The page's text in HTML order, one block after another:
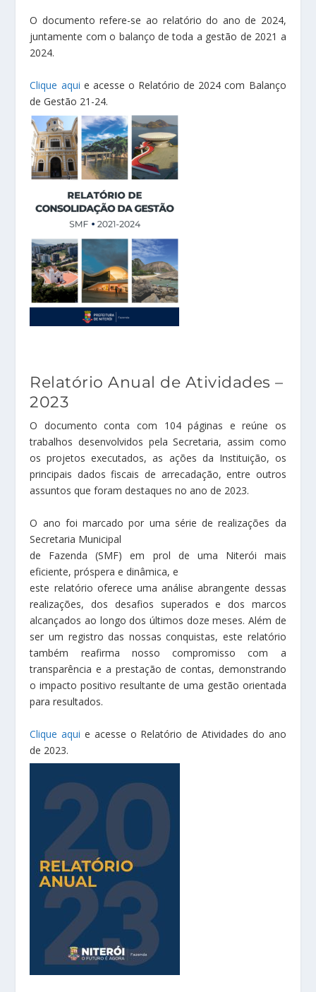
O documento refere-se ao relatório do ano de 2024,
juntamente com o balanço de toda a gestão de 2021 a
2024.
Clique aqui e acesse o Relatório de 2024 com Balanço
de Gestão 21-24.
Relatório Anual de Atividades –
2023
O documento conta com 104 páginas e reúne os
trabalhos desenvolvidos pela Secretaria, assim como
os projetos executados, as ações da Instituição, os
principais dados fiscais de arrecadação, entre outros
assuntos que foram destaques no ano de 2023.
O ano foi marcado por uma série de realizações da
Secretaria Municipal
de Fazenda (SMF) em prol de uma Niterói mais
eficiente, próspera e dinâmica, e
este relatório oferece uma análise abrangente dessas
realizações, dos desafios superados e dos marcos
alcançados ao longo dos últimos doze meses. Além de
ser um registro das nossas conquistas, este relatório
também reafirma nosso compromisso com a
transparência e a prestação de contas, demonstrando
o impacto positivo resultante de uma gestão orientada
para resultados.
Clique aqui e acesse o Relatório de Atividades do ano
de 2023.